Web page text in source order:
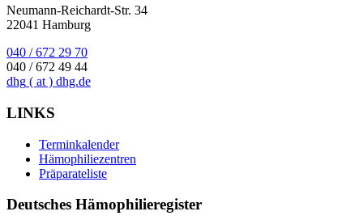
Neumann-Reichardt-Str. 34
22041 Hamburg
040 / 672 29 70
040 / 672 49 44
dhg ( at ) dhg.de
LINKS
Terminkalender
Hämophiliezentren
Präparateliste
Deutsches Hämophilieregister